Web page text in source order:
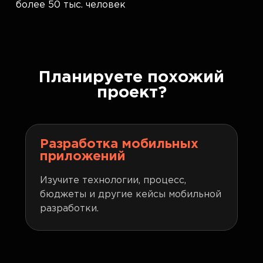
более 50 тыс. человек
Планируете похожий
проект?
Разработка мобильных
приложений
Изучите технологии, процесс,
бюджеты и другие кейсы мобильной
разработки.